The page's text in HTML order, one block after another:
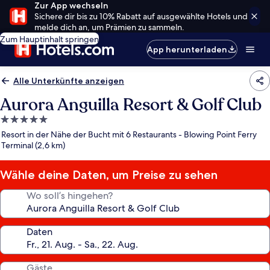
Zur App wechseln
Sichere dir bis zu 10% Rabatt auf ausgewählte Hotels und
melde dich an, um Prämien zu sammeln.
Zum Hauptinhalt springen
App herunterladen
Alle Unterkünfte anzeigen
Aurora Anguilla Resort & Golf Club
5.0-
Sterne-
Unterkunft
Resort in der Nähe der Bucht mit 6 Restaurants - Blowing Point Ferry
Terminal (2,6 km)
Wähle deine Daten, um Preise zu sehen
Wo soll’s hingehen?
Daten